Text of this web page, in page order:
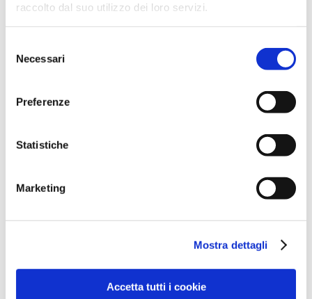
raccolto dal suo utilizzo dei loro servizi.
delNecessari
Preferenze
Statistiche
Marketing
Mostra dettagli
Accetta tutti i cookie
Aprile 2023
Febbraio 2023
Novembre 2022
Settembre 2022
Dicembre 2021